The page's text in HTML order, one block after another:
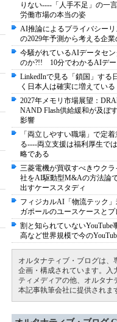
りない----「人手不足」の一
労働市場の本当の姿
AI推論によるプライバシーリ
の2029年予測から考える企
今騒がれているAIデータセ
のか?!! 10分でわかるAIデー
LinkedInで見る「鎖国」す
く日本人は確実に増えている
2027年メモリ市場展望：
NAND Flash供給緩和が及ぼ
影響
「両立しやすい職場」で定
る----両立支援は福利厚生で
略である
三菱電機が買収すべきウク
社をAI駆動型M&Aの方法論
出すケーススタディ
フィジカルAI「物流テック
ガポールのユースケースと
割と知られていない
高など世界規模で今の
オルタナティブ・ブログは、
企画・構成されています。入
ティメディアの他、オルタナ
本記事執筆会社に提供されま